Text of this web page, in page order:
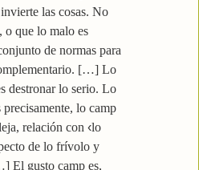
las cosas. No
o que lo malo es
de normas para
[…] Lo
destronar lo serio. Lo
lo camp
relación con ‹lo
de lo frívolo y
El gusto camp es,